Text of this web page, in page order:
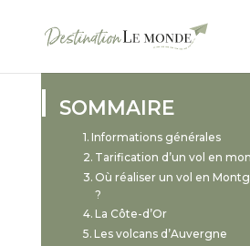
SOMMAIRE
Informations générales
Tarification d’un vol en
Où réaliser un vol en
?
La Côte-d’Or
Les volcans d’Auvergne